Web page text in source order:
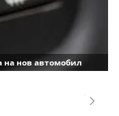
на нов автомобил